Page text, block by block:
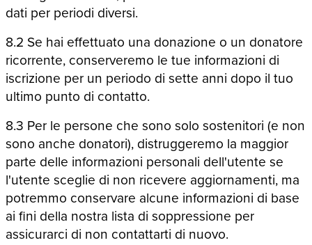
dati per periodi diversi.
8.2 Se hai effettuato una donazione o un donatore
ricorrente, conserveremo le tue informazioni di
iscrizione per un periodo di sette anni dopo il tuo
ultimo punto di contatto.
8.3 Per le persone che sono solo sostenitori (e non
sono anche donatori), distruggeremo la maggior
parte delle informazioni personali dell'utente se
l'utente sceglie di non ricevere aggiornamenti, ma
potremmo conservare alcune informazioni di base
ai fini della nostra lista di soppressione per
assicurarci di non contattarti di nuovo.